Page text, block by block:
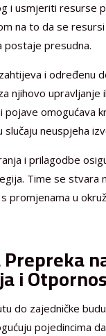
i usmjeriti resurse
na to da se
postaje presudna.
i određenu
njihovo upravljanje
omogućava
neuspjeha
i prilagodbe
Time se stvara
promjenama u
i
do zajedničke
pojedincima